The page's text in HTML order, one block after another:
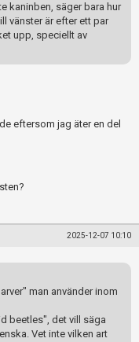
kaninben, säger bara hur
vänster är efter ett par
upp, speciellt av
eftersom jag äter en del
2025-12-07 10:10
man använder inom
beetles", det vill säga
Vet inte vilken art